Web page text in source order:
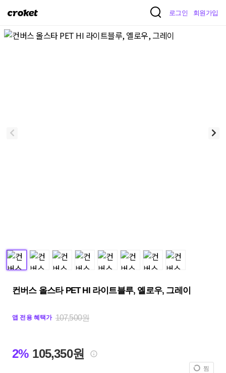
크
켓
로그인 회원가입
컨버스 올스타 PET HI 라이트블루, 옐로우, 그레이
앱 전용 혜택가 107,500원
2% 105,350원
찜